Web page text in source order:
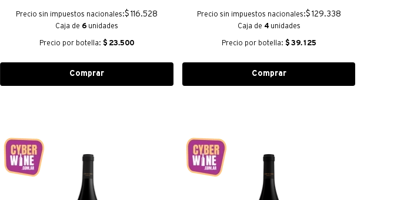
Precio sin impuestos nacionales:$ 116.528
Caja de 6 unidades
Precio por botella: $ 23.500
Comprar
Precio sin impuestos nacionales:$ 129.338
Caja de 4 unidades
Precio por botella: $ 39.125
Comprar